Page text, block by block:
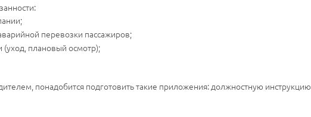
перевозки пассажиров;
(уход, плановый осмотр);
понадобится подготовить такие приложения: должностную инструкцию,